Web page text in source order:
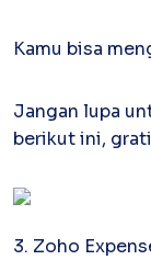
Kamu bisa
Jangan lupa
berikut ini,
3. Zoho